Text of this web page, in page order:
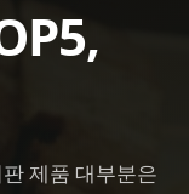
제품 대부분은